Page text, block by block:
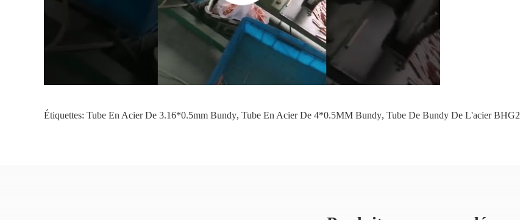
Étiquettes: Tube En Acier De 3.16*0.5mm Bundy, Tube En Acier De 4*0.5MM Bundy, Tube De Bundy De L'acier BHG2